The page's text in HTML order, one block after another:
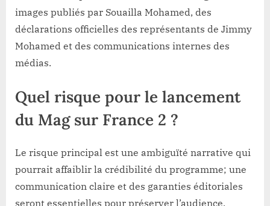
images publiés par Souailla Mohamed, des
déclarations officielles des représentants de Jimmy
Mohamed et des communications internes des
médias.
Quel risque pour le lancement
du Mag sur France 2 ?
Le risque principal est une ambiguïté narrative qui
pourrait affaiblir la crédibilité du programme; une
communication claire et des garanties éditoriales
seront essentielles pour préserver l’audience.